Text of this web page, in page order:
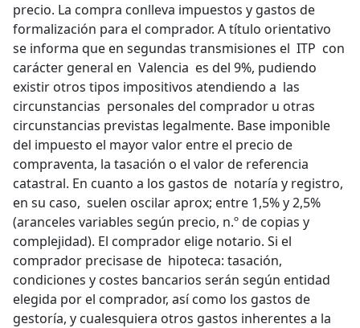
precio. La compra conlleva impuestos y gastos de
formalización para el comprador. A título orientativo
se informa que en segundas transmisiones el ITP con
carácter general en Valencia es del 9%, pudiendo
existir otros tipos impositivos atendiendo a las
circunstancias personales del comprador u otras
circunstancias previstas legalmente. Base imponible
del impuesto el mayor valor entre el precio de
compraventa, la tasación o el valor de referencia
catastral. En cuanto a los gastos de notaría y registro,
en su caso, suelen oscilar aprox; entre 1,5% y 2,5%
(aranceles variables según precio, n.º de copias y
complejidad). El comprador elige notario. Si el
comprador precisase de hipoteca: tasación,
condiciones y costes bancarios serán según entidad
elegida por el comprador, así como los gastos de
gestoría, y cualesquiera otros gastos inherentes a la